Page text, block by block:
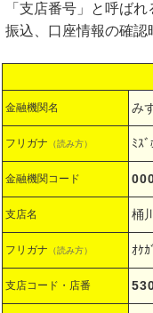
「支店番号」と呼ば
振込、口座情報の確認
金融機関名 み
フリガナ （読み方） ﾐｽﾞ
金融機関コード
支店名 桶
フリガナ （読み方） ｵｹｶ
支店コード・店番